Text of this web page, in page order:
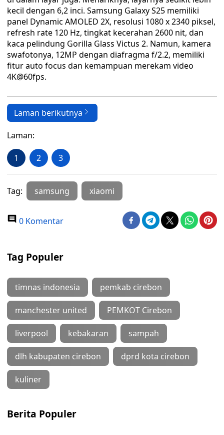
kecil dengan 6,2 inci. Samsung Galaxy S25 memiliki
panel Dynamic AMOLED 2X, resolusi 1080 x 2340 piksel,
refresh rate 120 Hz, tingkat kecerahan 2600 nit, dan
kaca pelindung Gorilla Glass Victus 2. Namun, kamera
swafotonya, 12MP dengan diafragma f/2.2, memiliki
fitur auto focus dan kemampuan merekam video
4K@60fps.
Laman berikutnya
Laman:
1 2 3
Tag: samsung xiaomi
0 Komentar
Tag Populer
timnas indonesia pemkab cirebon
manchester united PEMKOT Cirebon
liverpool kebakaran sampah
dlh kabupaten cirebon dprd kota cirebon
kuliner
Berita Populer